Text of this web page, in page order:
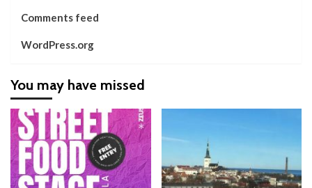
Comments feed
WordPress.org
You may have missed